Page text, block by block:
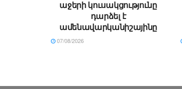
աջերի կուսակցությունը
դարձել է
ամենավարկանիշայինը
07/08/2026